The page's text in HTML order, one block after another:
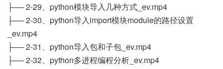
├── 2-29、python模块导入几种方式_ev.mp4
├── 2-30、python导入import模块module的路径设置
_ev.mp4
├── 2-31、python导入包和子包_ev.mp4
├── 2-32、python多进程编程分析_ev.mp4